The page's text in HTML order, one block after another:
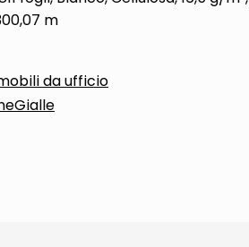
m
da ufficio